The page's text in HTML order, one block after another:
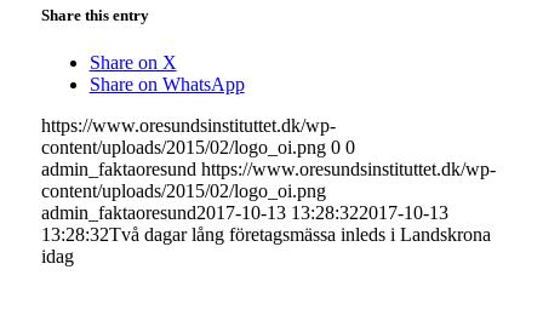
Share this entry
Share on X
Share on WhatsApp
https://www.oresundsinstituttet.dk/wp-
content/uploads/2015/02/logo_oi.png 0 0
admin_faktaoresund https://www.oresundsinstituttet.dk/wp-
content/uploads/2015/02/logo_oi.png
admin_faktaoresund2017-10-13 13:28:322017-10-13
13:28:32Två dagar lång företagsmässa inleds i Landskrona
idag